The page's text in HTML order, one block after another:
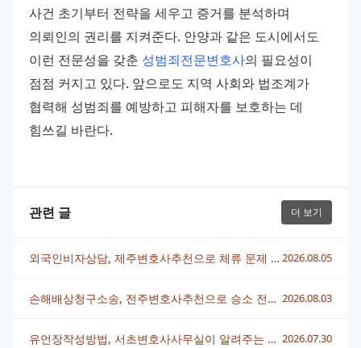
사건 초기부터 전략을 세우고 증거를 분석하며
의뢰인의 권리를 지켜준다. 안양과 같은 도시에서도
이런 전문성을 갖춘 성범죄전문변호사의 필요성이
점점 커지고 있다. 앞으로도 지역 사회와 법조계가
협력해 성범죄를 예방하고 피해자를 보호하는 데
힘쓰길 바란다.
관련 글 더 보기
외국인비자상담, 제주변호사추천으로 체류 문제 빠르게 해결하는 법 2026.08.05
손해배상청구소송, 전주변호사추천으로 승소 전략 세우는 법 2026.08.03
유언장작성방법, 서초변호사사무실이 알려주는 핵심 정리 2026.07.30